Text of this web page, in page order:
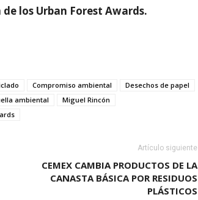
los Urban Forest Awards.
Compromiso ambiental
Desechos de papel
ambiental
Miguel Rincón
Artículo siguiente
CEMEX CAMBIA PRODUCTOS DE LA
CANASTA BÁSICA POR RESIDUOS
PLÁSTICOS